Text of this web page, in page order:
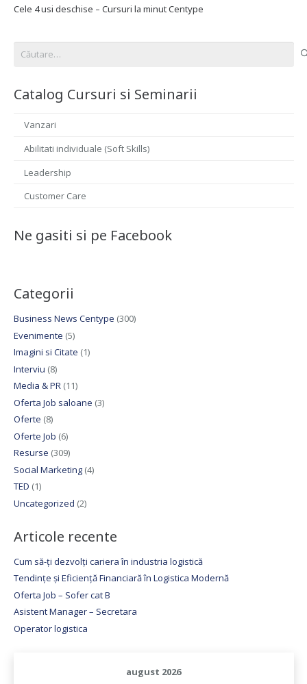
Cele 4 usi deschise – Cursuri la minut Centype
după:
Catalog Cursuri si Seminarii
Vanzari
Abilitati individuale (Soft Skills)
Leadership
Customer Care
Ne gasiti si pe Facebook
Categorii
Business News Centype (300)
Evenimente (5)
Imagini si Citate (1)
Interviu (8)
Media & PR(11)
Oferta Job saloane (3)
Oferte (8)
Oferte Job (6)
Resurse (309)
Social Marketing(4)
TED (1)
Uncategorized (2)
Articole recente
Cum să-ți dezvolți cariera în industria logistică
Tendințe și Eficiență Financiară în Logistica Modernă
Oferta Job – Sofer cat B
Asistent Manager – Secretara
Operator logistica
august 2026